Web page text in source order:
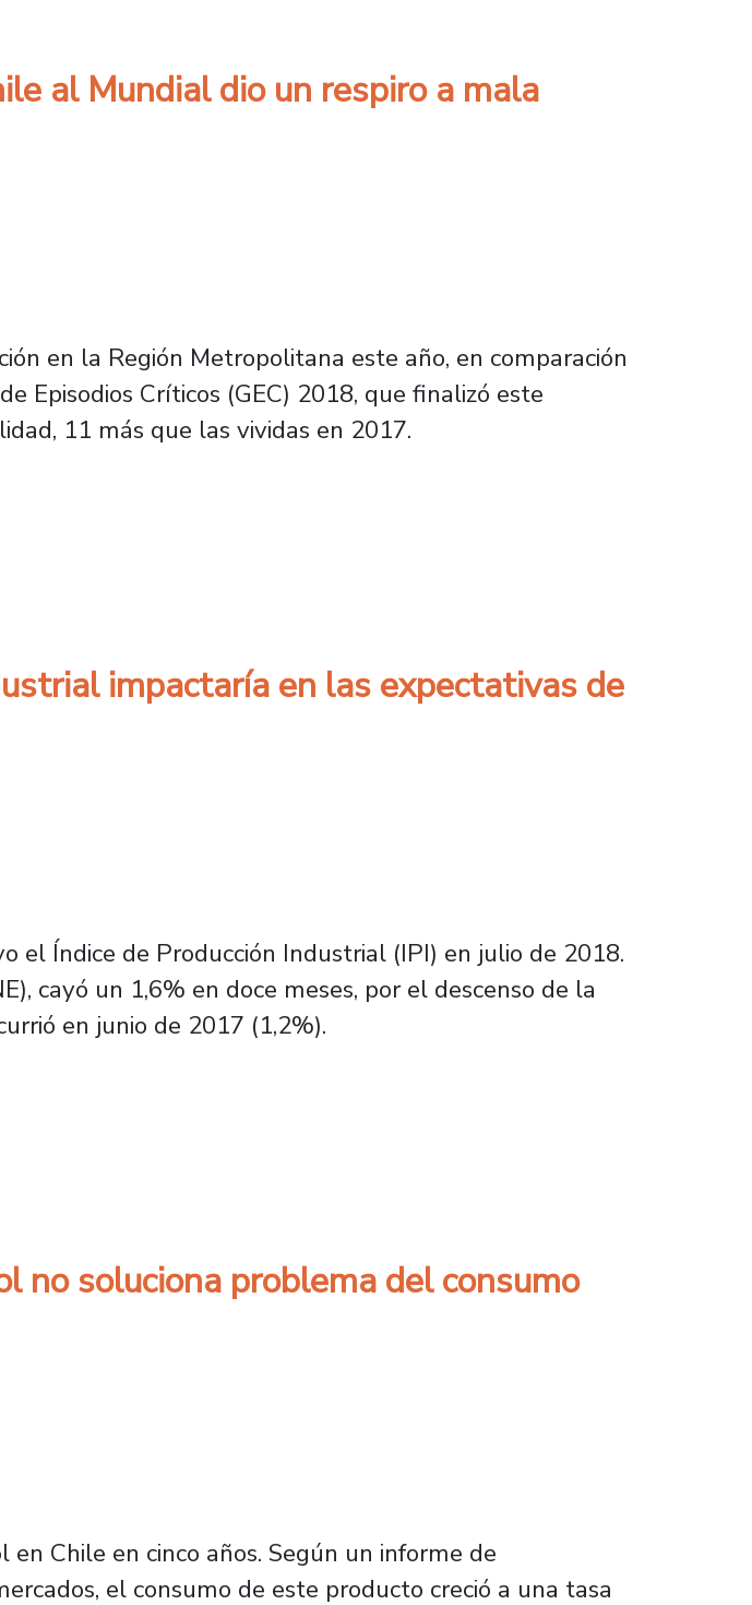
al Mundial dio un respiro a mala
en la Región Metropolitana este año, en comparación
Episodios Críticos (GEC) 2018, que finalizó este
11 más que las vividas en 2017.
al Mundial dio un respiro a mala calidad del aire
impactaría en las expectativas de
el Índice de Producción Industrial (IPI) en julio de 2018.
cayó un 1,6% en doce meses, por el descenso de la
en junio de 2017 (1,2%).
impactaría en las expectativas de crecimiento
no soluciona problema del consumo
Chile en cinco años. Según un informe de
el consumo de este producto creció a una tasa